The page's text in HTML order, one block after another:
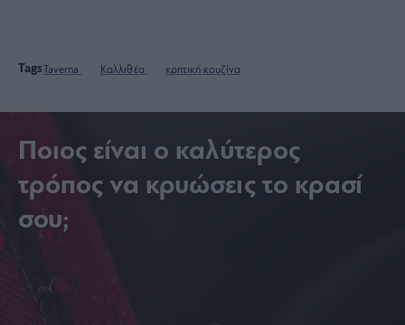
Tags Taverna Καλλιθέα κρητική κουζίνα
Ποιος είναι ο καλύτερος
τρόπος να κρυώσεις το κρασί
σου;